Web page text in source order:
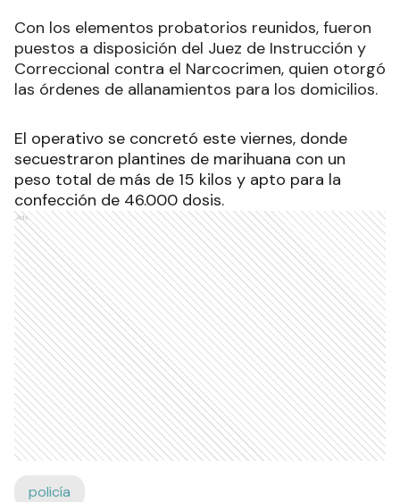
Con los elementos probatorios reunidos, fueron
puestos a disposición del Juez de Instrucción y
Correccional contra el Narcocrimen, quien otorgó
las órdenes de allanamientos para los domicilios.
El operativo se concretó este viernes, donde
secuestraron plantines de marihuana con un
peso total de más de 15 kilos y apto para la
confección de 46.000 dosis.
Ads
policía